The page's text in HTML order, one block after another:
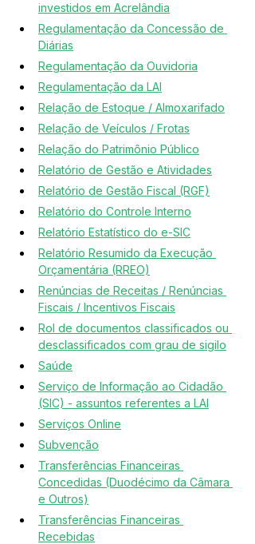
investidos em Acrelândia
Regulamentação da Concessão de
Diárias
Regulamentação da Ouvidoria
Regulamentação da LAI
Relação de Estoque / Almoxarifado
Relação de Veículos / Frotas
Relação do Patrimônio Público
Relatório de Gestão e Atividades
Relatório de Gestão Fiscal (RGF)
Relatório do Controle Interno
Relatório Estatístico do e-SIC
Relatório Resumido da Execução
Orçamentária (RREO)
Renúncias de Receitas / Renúncias
Fiscais / Incentivos Fiscais
Rol de documentos classificados ou
desclassificados com grau de sigilo
Saúde
Serviço de Informação ao Cidadão
(SIC) - assuntos referentes a LAI
Serviços Online
Subvenção
Transferências Financeiras
Concedidas (Duodécimo da Câmara
e Outros)
Transferências Financeiras
Recebidas